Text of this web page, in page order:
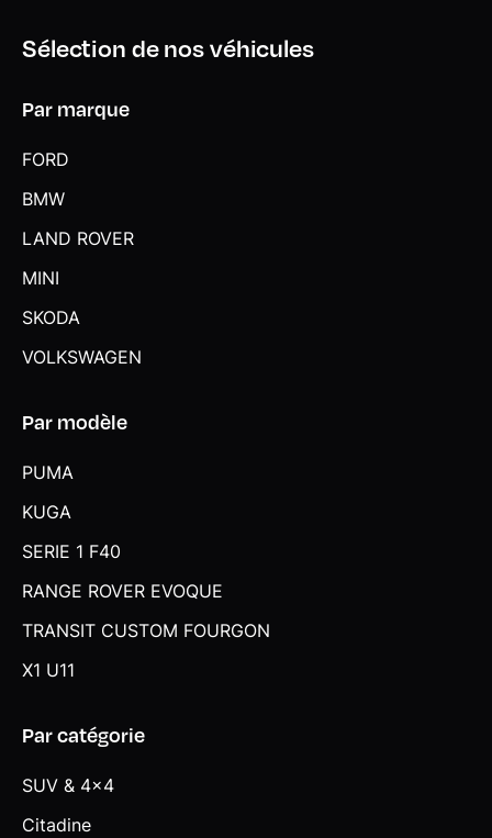
Sélection de nos véhicules
Par marque
FORD
BMW
LAND ROVER
MINI
SKODA
VOLKSWAGEN
Par modèle
PUMA
KUGA
SERIE 1 F40
RANGE ROVER EVOQUE
TRANSIT CUSTOM FOURGON
X1 U11
Par catégorie
SUV & 4x4
Citadine